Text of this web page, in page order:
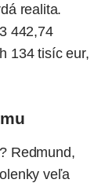
realita.
442,74
134 tisíc eur,
Redmund,
veľa